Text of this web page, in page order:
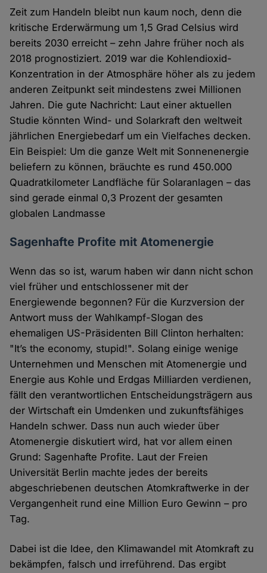
Zeit zum Handeln bleibt nun kaum noch, denn die
kritische Erderwärmung um 1,5 Grad Celsius wird
bereits 2030 erreicht – zehn Jahre früher noch als
2018 prognostiziert. 2019 war die Kohlendioxid-
Konzentration in der Atmosphäre höher als zu jedem
anderen Zeitpunkt seit mindestens zwei Millionen
Jahren. Die gute Nachricht: Laut einer aktuellen
Studie könnten Wind- und Solarkraft den weltweit
jährlichen Energiebedarf um ein Vielfaches decken.
Ein Beispiel: Um die ganze Welt mit Sonnenenergie
beliefern zu können, bräuchte es rund 450.000
Quadratkilometer Landfläche für Solaranlagen – das
sind gerade einmal 0,3 Prozent der gesamten
globalen Landmasse
Sagenhafte Profite mit Atomenergie
Wenn das so ist, warum haben wir dann nicht schon
viel früher und entschlossener mit der
Energiewende begonnen? Für die Kurzversion der
Antwort muss der Wahlkampf-Slogan des
ehemaligen US-Präsidenten Bill Clinton herhalten:
"It’s the economy, stupid!". Solang einige wenige
Unternehmen und Menschen mit Atomenergie und
Energie aus Kohle und Erdgas Milliarden verdienen,
fällt den verantwortlichen Entscheidungsträgern aus
der Wirtschaft ein Umdenken und zukunftsfähiges
Handeln schwer. Dass nun auch wieder über
Atomenergie diskutiert wird, hat vor allem einen
Grund: Sagenhafte Profite. Laut der Freien
Universität Berlin machte jedes der bereits
abgeschriebenen deutschen Atomkraftwerke in der
Vergangenheit rund eine Million Euro Gewinn – pro
Tag.
Dabei ist die Idee, den Klimawandel mit Atomkraft zu
bekämpfen, falsch und irreführend. Das ergibt